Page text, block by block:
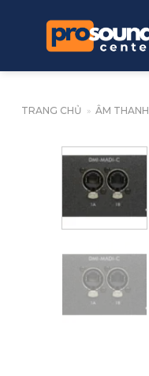
TRANG CHỦ » ÂM THANH